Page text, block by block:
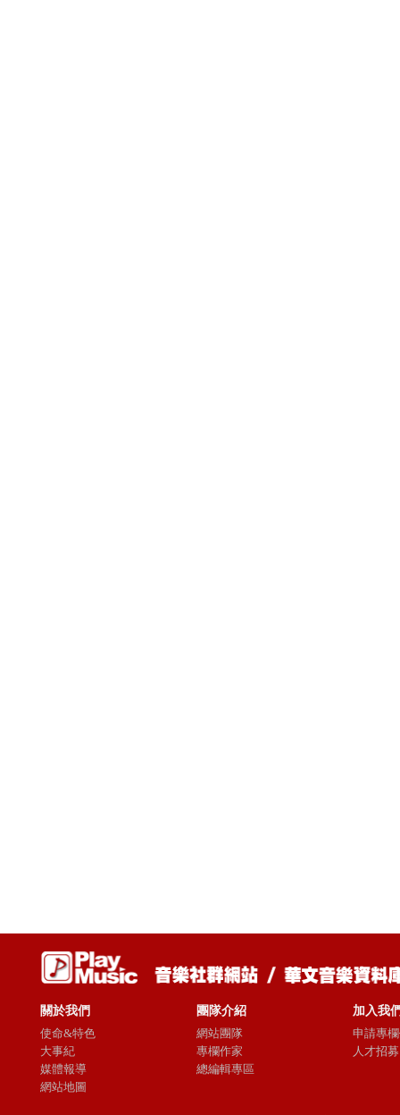
關於我們
使命&特色
大事紀
媒體報導
網站地圖
團隊介紹
網站團隊
專欄作家
總編輯專區
加入我
申請專
人才招募